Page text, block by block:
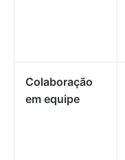
Colaboração
em equipe